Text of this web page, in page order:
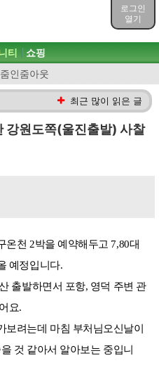
로그인
열기
티
줌인줌아웃
쇼핑
최근 많이 읽은 글
강원도쪽(울진출발) 사찰
온천 2박을 예약해두고 7,80대
예정입니다.
출발하면서 포항, 영덕 주변 관
요.
보려는데 마침 부처님오신날이
것 같아서 알아보는 중입니